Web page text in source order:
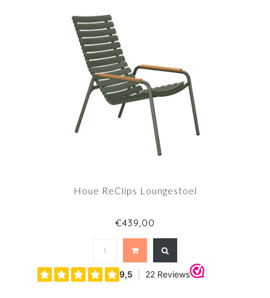
Houe ReClips Loungestoel
€439,00